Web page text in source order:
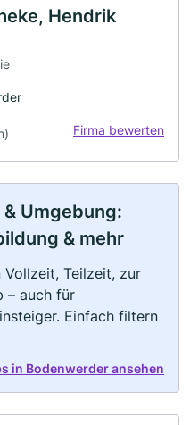
Hendrik
Firma bewerten
Umgebung:
& mehr
Teilzeit, zur
– auch für
Einfach filtern
in Bodenwerder ansehen